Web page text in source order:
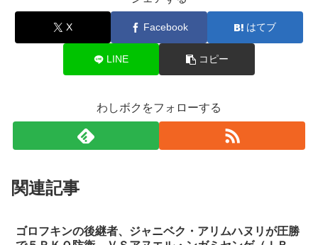
X Facebook はてブ
LINE コピー
わしボクをフォローする
関連記事
ゴロフキンの後継者、ジャニベク・アリムハヌリが圧勝